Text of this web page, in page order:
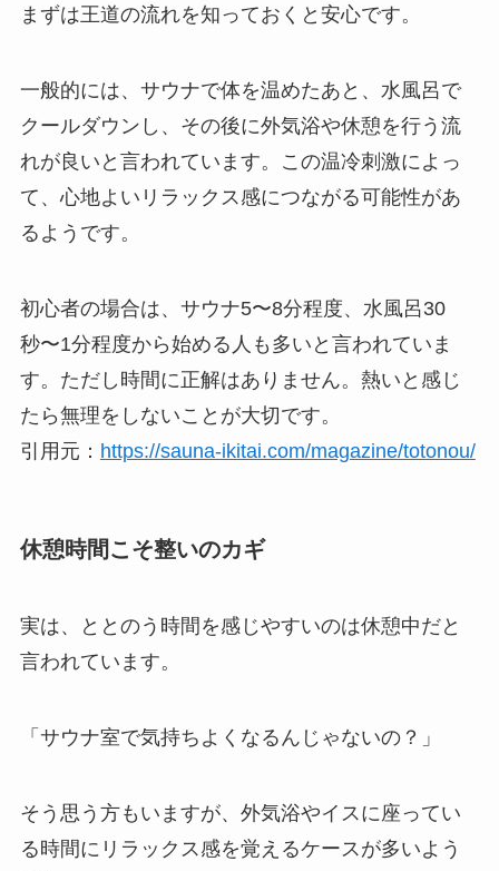
まずは王道の流れを知っておくと安心です。
一般的には、サウナで体を温めたあと、水風呂で
クールダウンし、その後に外気浴や休憩を行う流
れが良いと言われています。この温冷刺激によっ
て、心地よいリラックス感につながる可能性があ
るようです。
初心者の場合は、サウナ5〜8分程度、水風呂30
秒〜1分程度から始める人も多いと言われていま
す。ただし時間に正解はありません。熱いと感じ
たら無理をしないことが大切です。
引用元： https://sauna-ikitai.com/magazine/totonou/
休憩時間こそ整いのカギ
実は、ととのう時間を感じやすいのは休憩中だと
言われています。
「サウナ室で気持ちよくなるんじゃないの？」
そう思う方もいますが、外気浴やイスに座ってい
る時間にリラックス感を覚えるケースが多いよう